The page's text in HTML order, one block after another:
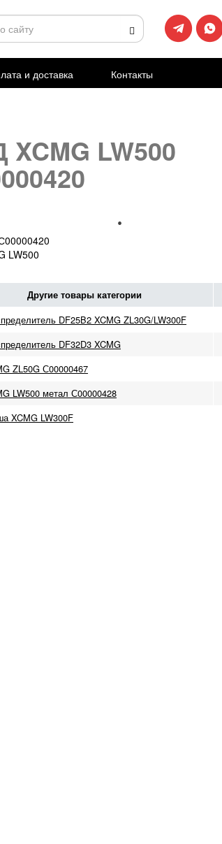
и доставка Контакты
LW500
LW500
Другие товары категории
DF25B2 XCMG ZL30G/LW300F
DF32D3 XCMG
ZL50G С00000467
LW500 метал С00000428
XCMG LW300F